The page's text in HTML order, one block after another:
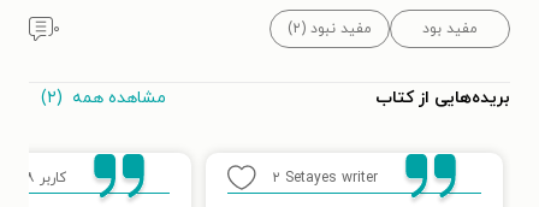
مفید بود مفید نبود (۲) ۰
بریده‌هایی از کتاب مشاهده همه (۲)
Setayes writer ۲ کاربر ۶۰۶۱۵۷۸